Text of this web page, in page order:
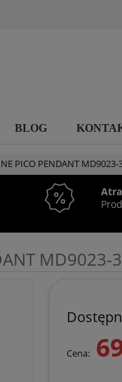
BLOG
PICO PENDANT
MD9023-
Cena: